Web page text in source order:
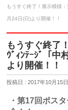
もうすぐ終了！展示模様
月24日(日)より開催！！
もうすぐ終了
ｳﾞｨﾝﾃｰｼﾞ「
より開催！！
投稿日 : 2017年10月15日
・第17回ポス